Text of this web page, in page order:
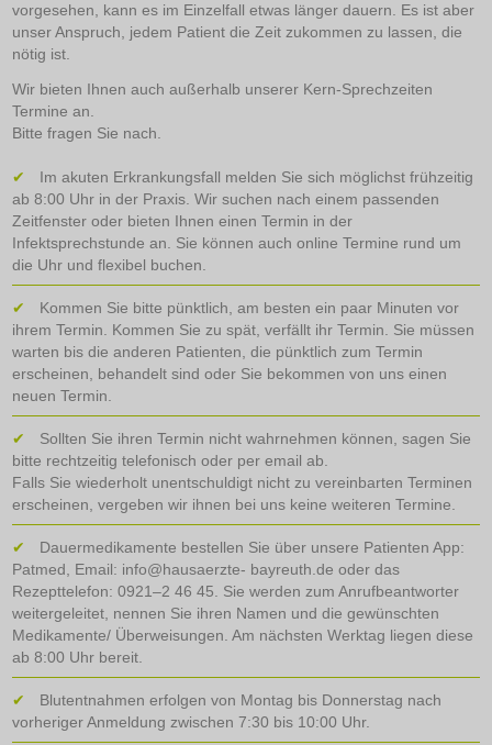
vorgesehen, kann es im Einzelfall etwas länger dauern. Es ist aber
unser Anspruch, jedem Patient die Zeit zukommen zu lassen, die
nötig ist.
Wir bieten Ihnen auch außerhalb unserer Kern-Sprechzeiten
Termine an.
Bitte fragen Sie nach.
Im akuten Erkrankungsfall melden Sie sich möglichst frühzeitig
ab 8:00 Uhr in der Praxis. Wir suchen nach einem passenden
Zeitfenster oder bieten Ihnen einen Termin in der
Infektsprechstunde an. Sie können auch online Termine rund um
die Uhr und flexibel buchen.
Kommen Sie bitte pünktlich, am besten ein paar Minuten vor
ihrem Termin. Kommen Sie zu spät, verfällt ihr Termin. Sie müssen
warten bis die anderen Patienten, die pünktlich zum Termin
erscheinen, behandelt sind oder Sie bekommen von uns einen
neuen Termin.
Sollten Sie ihren Termin nicht wahrnehmen können, sagen Sie
bitte rechtzeitig telefonisch oder per email ab.
Falls Sie wiederholt unentschuldigt nicht zu vereinbarten Terminen
erscheinen, vergeben wir ihnen bei uns keine weiteren Termine.
Dauermedikamente bestellen Sie über unsere Patienten App:
Patmed, Email: info@hausaerzte- bayreuth.de oder das
Rezepttelefon: 0921–2 46 45. Sie werden zum Anrufbeantworter
weitergeleitet, nennen Sie ihren Namen und die gewünschten
Medikamente/ Überweisungen. Am nächsten Werktag liegen diese
ab 8:00 Uhr bereit.
Blutentnahmen erfolgen von Montag bis Donnerstag nach
vorheriger Anmeldung zwischen 7:30 bis 10:00 Uhr.